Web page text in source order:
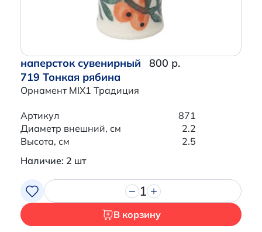
наперсток сувенирный
719 Тонкая рябина
Орнамент MIX1 Традиция
800 р.
Артикул
871
Диаметр внешний, см
2.2
Высота, см
2.5
Наличие: 2 шт
1
В корзину